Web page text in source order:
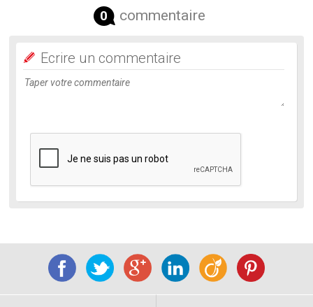
0 commentaire
Ecrire un commentaire